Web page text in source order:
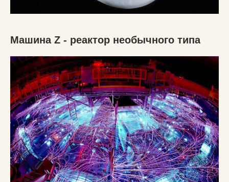
Машина Z - реактор необычного типа